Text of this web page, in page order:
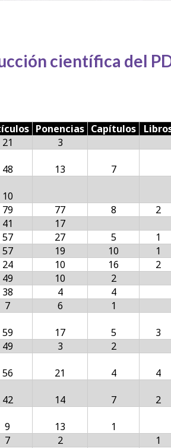
científica del
Ponencias Capítulos
21 3
48 13 7
10
79 77 8 2
41
17
57 27 5 1
57 19 10 1
24 10 16
2
49 10 2
38 4
4
7 6
1
59 17 5 3
49 3
2
56 21 4
4
42 14 7 2
9 13
1
7 2
1